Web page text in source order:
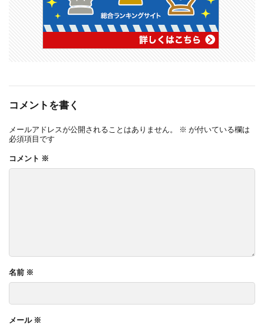
コメントを書く
メールアドレスが公開されることはありません。 ※ が付いている欄は
必須項目です
コメント ※
名前 ※
メール ※